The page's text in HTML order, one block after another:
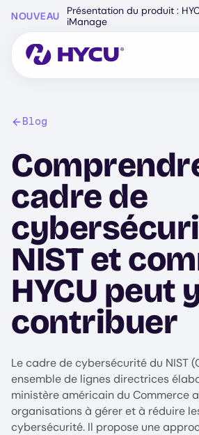
content
NOUVEAU
Présentation du produit :
iManage
Blog
cadre de
NIST et
HYCU peut
contribuer
Le cadre de cybersécurité du NIST
ensemble de lignes directrices
ministère américain du Commerce
organisations à gérer et à réduire
cybersécurité. Il propose une